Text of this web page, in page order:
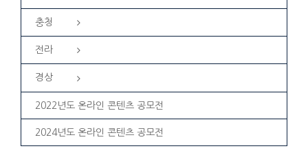
충청
전라
경상
2022년도 온라인 콘텐츠 공모전
2024년도 온라인 콘텐츠 공모전